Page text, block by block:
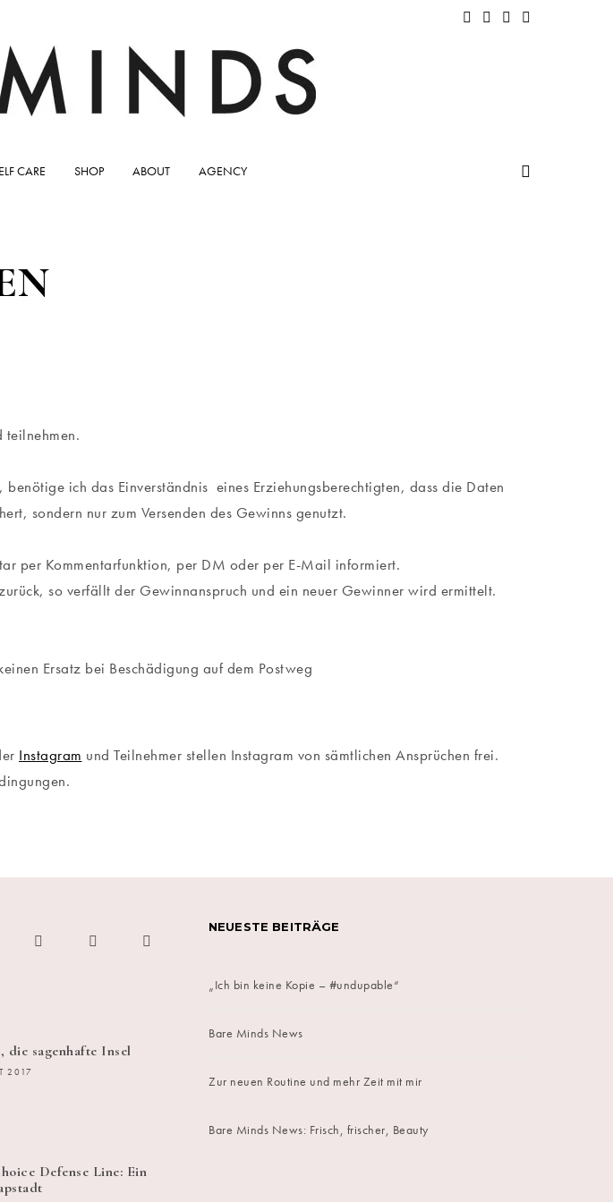
CARE SHOP ABOUT AGENCY
teilnehmen.
ich das Einverständnis eines Erziehungsberechtigten, dass die Daten
sondern nur zum Versenden des Gewinns genutzt.
per Kommentarfunktion, per DM oder per E-Mail informiert.
so verfällt der Gewinnanspruch und ein neuer Gewinner wird ermittelt.
Ersatz bei Beschädigung auf dem Postweg
Instagram und Teilnehmer stellen Instagram von sämtlichen Ansprüchen frei.
die sagenhafte Insel
2017
Defense Line: Ein
NEUESTE BEITRÄGE
„Ich bin keine Kopie – #undupable“
Bare Minds News
Zur neuen Routine und mehr Zeit mit mir
Bare Minds News: Frisch, frischer, Beauty